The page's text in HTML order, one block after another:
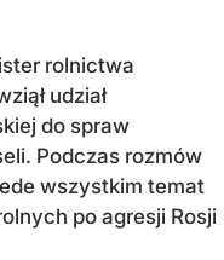
rolnictwa
udział
do spraw
Podczas rozmów
wszystkim temat
po agresji Rosji